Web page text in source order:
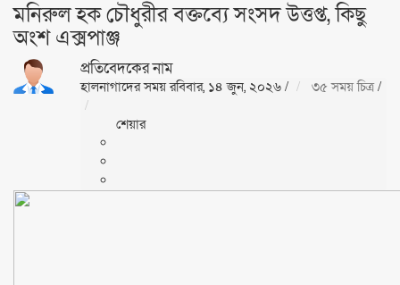
মনিরুল হক চৌধুরীর বক্তব্যে সংসদ উত্তপ্ত, কিছু
অংশ এক্সপাঞ্জ
প্রতিবেদকের নাম
হালনাগাদের সময় রবিবার, ১৪ জুন, ২০২৬/ ৩৫ সময় চিত্র/
শেয়ার